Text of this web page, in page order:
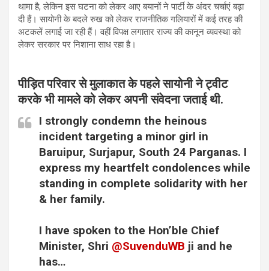
थामा है, लेकिन इस घटना को लेकर आए बयानों ने पार्टी के अंदर चर्चाएं बढ़ा
दी हैं। सायोनी के बदले रुख को लेकर राजनीतिक गलियारों में कई तरह की
अटकलें लगाई जा रही हैं। वहीं विपक्ष लगातार राज्य की कानून व्यवस्था को
लेकर सरकार पर निशाना साध रहा है।
पीड़ित परिवार से मुलाकात के पहले सायोनी ने ट्वीट
करके भी मामले को लेकर अपनी संवेदना जताई थी.
I strongly condemn the heinous
incident targeting a minor girl in
Baruipur, Surjapur, South 24 Parganas. I
express my heartfelt condolences while
standing in complete solidarity with her
& her family.
I have spoken to the Hon’ble Chief
Minister, Shri @SuvenduWB ji and he
has…